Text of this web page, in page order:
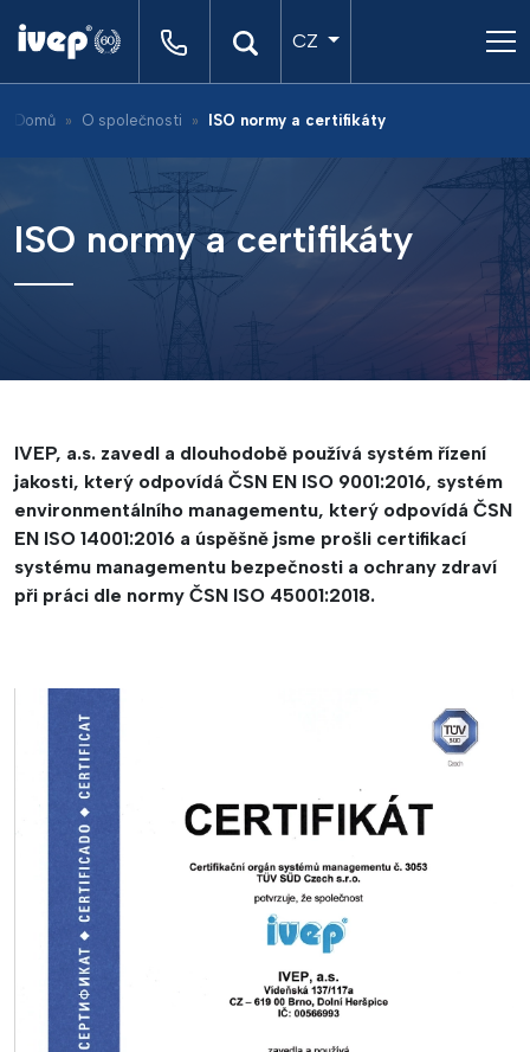
CZ
Domů O společnosti ISO normy a certifikáty
ISO normy a certifikáty
IVEP, a.s. zavedl a dlouhodobě používá systém řízení
jakosti, který odpovídá ČSN EN ISO 9001:2016, systém
environmentálního managementu, který odpovídá ČSN
EN ISO 14001:2016 a úspěšně jsme prošli certifikací
systému managementu bezpečnosti a ochrany zdraví
při práci dle normy ČSN ISO 45001:2018.